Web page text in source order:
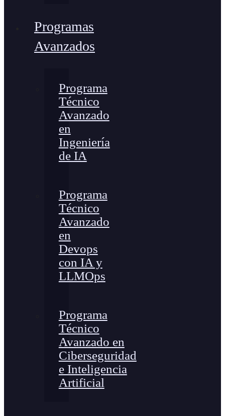
Programas
Avanzados
Programa
Técnico
Avanzado
en
Ingeniería
de IA
Programa
Técnico
Avanzado
en
Devops
con IA y
LLMOps
Programa
Técnico
Avanzado en
Ciberseguridad
e Inteligencia
Artificial